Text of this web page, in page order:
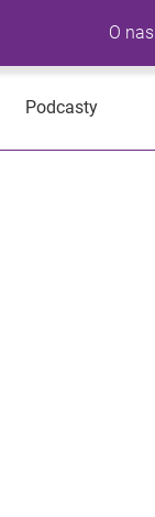
O nas
Podcasty